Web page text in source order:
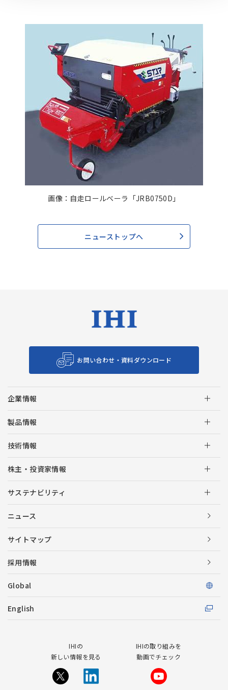
画像：自走ロールベーラ「JRB0750D」
ニューストップへ
お問い合わせ・資料ダウンロード
企業情報
製品情報
技術情報
株主・投資家情報
サステナビリティ
ニュース
サイトマップ
採用情報
Global
English
IHIの
新しい情報を見る
IHIの取り組みを
動画でチェック